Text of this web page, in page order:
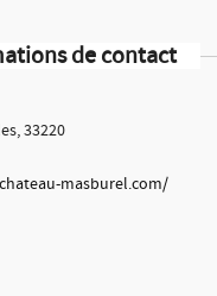
de contact
33220
masburel.com/